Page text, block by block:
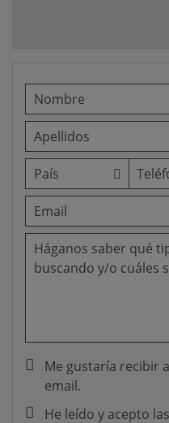
Me gustaría recibir
email.
He leído y acepto las